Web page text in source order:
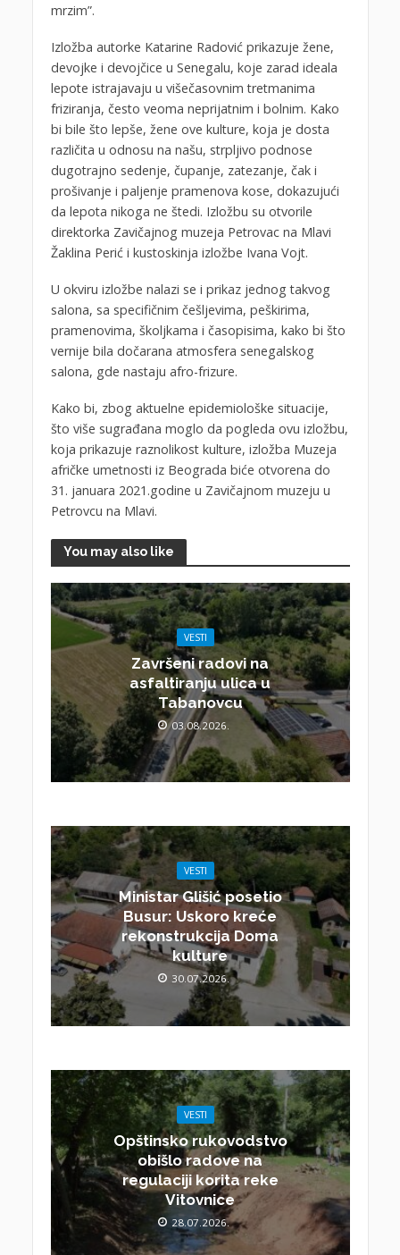
mrzim”.
Izložba autorke Katarine Radović prikazuje žene,
devojke i devojčice u Senegalu, koje zarad ideala
lepote istrajavaju u višečasovnim tretmanima
friziranja, često veoma neprijatnim i bolnim. Kako
bi bile što lepše, žene ove kulture, koja je dosta
različita u odnosu na našu, strpljivo podnose
dugotrajno sedenje, čupanje, zatezanje, čak i
prošivanje i paljenje pramenova kose, dokazujući
da lepota nikoga ne štedi. Izložbu su otvorile
direktorka Zavičajnog muzeja Petrovac na Mlavi
Žaklina Perić i kustoskinja izložbe Ivana Vojt.
U okviru izložbe nalazi se i prikaz jednog takvog
salona, sa specifičnim češljevima, peškirima,
pramenovima, školjkama i časopisima, kako bi što
vernije bila dočarana atmosfera senegalskog
salona, gde nastaju afro-frizure.
Kako bi, zbog aktuelne epidemiološke situacije,
što više sugrađana moglo da pogleda ovu izložbu,
koja prikazuje raznolikost kulture, izložba Muzeja
afričke umetnosti iz Beograda biće otvorena do
31. januara 2021.godine u Zavičajnom muzeju u
Petrovcu na Mlavi.
You may also like
VESTI
Završeni radovi na
asfaltiranju ulica u
Tabanovcu
03.08.2026.
VESTI
Ministar Glišić posetio
Busur: Uskoro kreće
rekonstrukcija Doma
kulture
30.07.2026.
VESTI
Opštinsko rukovodstvo
obišlo radove na
regulaciji korita reke
Vitovnice
28.07.2026.